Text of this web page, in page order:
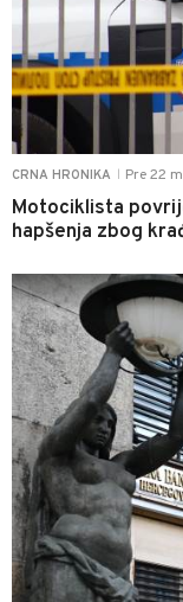
CRNA HRONIKA Pre 22
Motociklista
hapšenja zbog